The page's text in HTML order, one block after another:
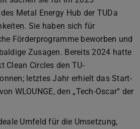
Metal Energy Hub der TUDa
Sie haben sich für
Förderprogramme beworben und
Zusagen. Bereits 2024 hatte
Clean Circles den TU-
letztes Jahr erhielt das Start-
WLOUNGE, den „Tech-Oscar“ der
Umfeld für die Umsetzung,